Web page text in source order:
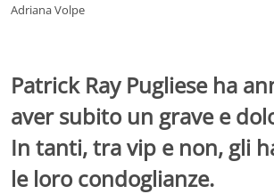
Adriana Volpe
Patrick Ray Pugliese ha
aver subito un grave e
In tanti, tra vip e non, gli
le loro condoglianze.